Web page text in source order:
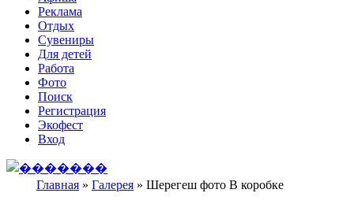
Реклама
Отдых
Сувениры
Для детей
Работа
Фото
Поиск
Регистрация
Экофест
Вход
Главная » Галерея » Шерегеш фото В коробке